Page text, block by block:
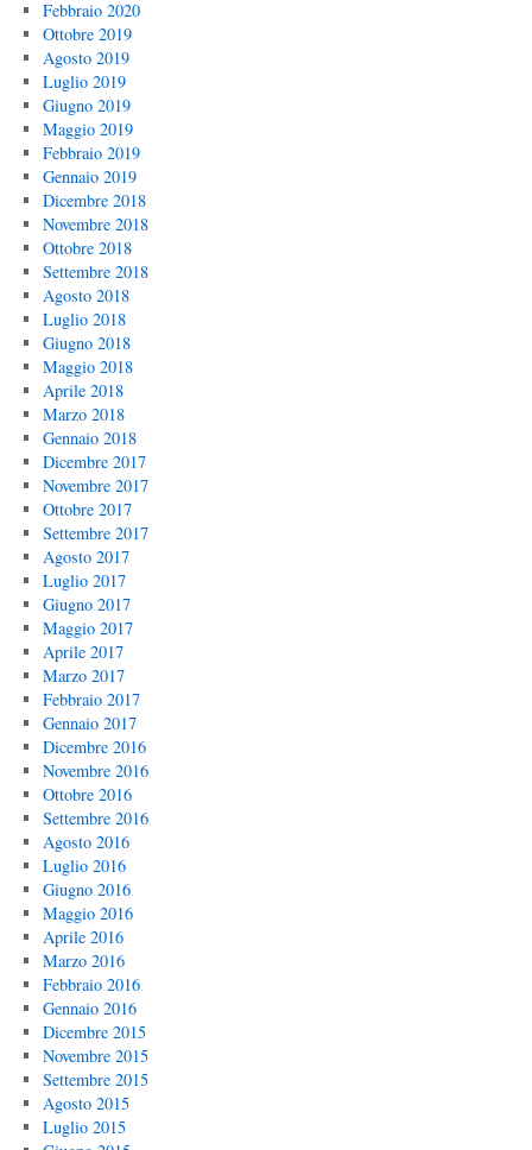
Febbraio 2020
Ottobre 2019
Agosto 2019
Luglio 2019
Giugno 2019
Maggio 2019
Febbraio 2019
Gennaio 2019
Dicembre 2018
Novembre 2018
Ottobre 2018
Settembre 2018
Agosto 2018
Luglio 2018
Giugno 2018
Maggio 2018
Aprile 2018
Marzo 2018
Gennaio 2018
Dicembre 2017
Novembre 2017
Ottobre 2017
Settembre 2017
Agosto 2017
Luglio 2017
Giugno 2017
Maggio 2017
Aprile 2017
Marzo 2017
Febbraio 2017
Gennaio 2017
Dicembre 2016
Novembre 2016
Ottobre 2016
Settembre 2016
Agosto 2016
Luglio 2016
Giugno 2016
Maggio 2016
Aprile 2016
Marzo 2016
Febbraio 2016
Gennaio 2016
Dicembre 2015
Novembre 2015
Settembre 2015
Agosto 2015
Luglio 2015